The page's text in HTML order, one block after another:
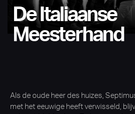
De Italiaanse
Meesterhand
Als de oude heer des huizes,
met het eeuwige heeft verwisseld,